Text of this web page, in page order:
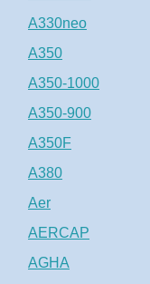
A330neo
A350
A350-1000
A350-900
A350F
A380
Aer
AERCAP
AGHA